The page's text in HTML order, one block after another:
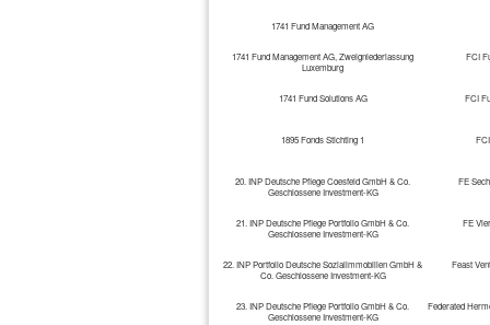
1741 Fund Management AG
1741 Fund Management AG, Zweigniederlassung
Luxemburg
FCI
1741 Fund Solutions AG FCI
1895 Fonds Stichting 1
20. INP Deutsche Pflege Coesfeld GmbH & Co.
Geschlossene Investment-KG
FE
21. INP Deutsche Pflege Portfolio GmbH & Co.
Geschlossene Investment-KG
FE
22. INP Portfolio Deutsche Sozialimmobilien GmbH &
Co. Geschlossene Investment-KG
Feast
23. INP Deutsche Pflege Portfolio GmbH & Co.
Geschlossene Investment-KG
Federated